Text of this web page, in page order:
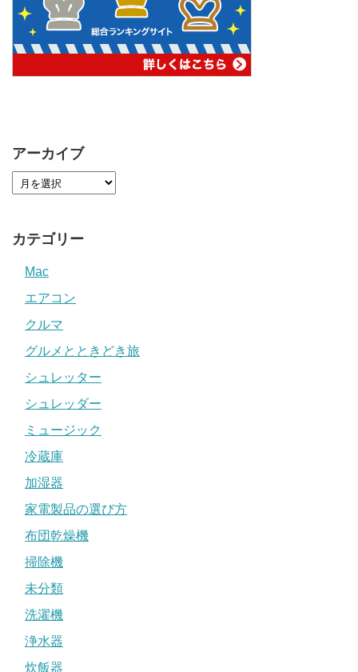
アーカイブ
カテゴリー
Mac
エアコン
クルマ
グルメとときどき旅
シュレッター
シュレッダー
ミュージック
冷蔵庫
加湿器
家電製品の選び方
布団乾燥機
掃除機
未分類
洗濯機
浄水器
炊飯器